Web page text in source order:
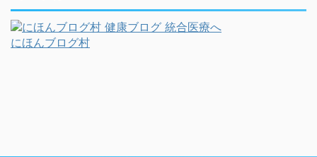
にほんブログ村